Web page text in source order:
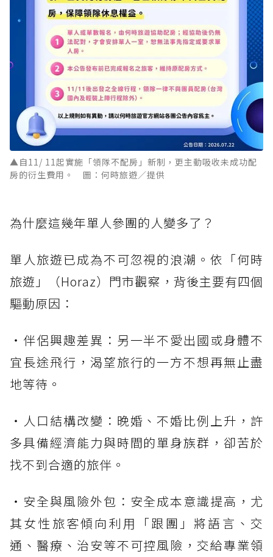
▲自11/ 11起實施「領隊不配房」新制，更主動吸收未成功配
房的衍生費用。 圖：何時旅遊／提供
為什麼這幾年單人參團的人變多了？
單人旅遊已成為不可忽視的浪潮。依「何時
旅遊」（Horaz）門市觀察，背後主要有四個
驅動原因：
・伴侶興趣差異：另一半不愛出國或身體不
宜長途飛行，渴望旅行的一方不想再無止盡
地等待。
・人口結構改變：晚婚、不婚比例上升，許
多具備經濟能力與時間的單身族群，卻苦於
找不到合適的旅伴。
・安全與風險外包：安全成本意識提高，尤
其女性旅客傾向利用「跟團」將語言、交
通、醫療、治安等不可控風險，交給專業領